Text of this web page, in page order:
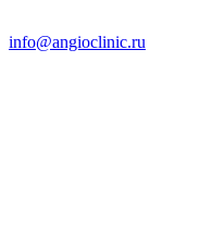
info@angioclinic.ru